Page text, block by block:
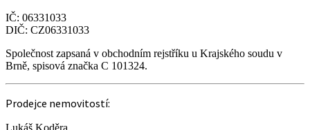
IČ: 06331033
DIČ: CZ06331033
Společnost zapsaná v obchodním rejstříku u Krajského soudu v
Brně, spisová značka C 101324.
Prodejce nemovitostí: